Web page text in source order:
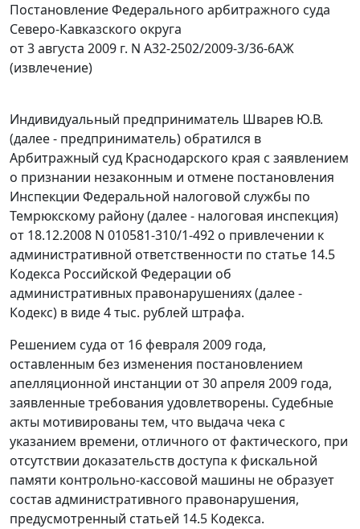
Постановление Федерального арбитражного суда
Северо-Кавказского округа
от 3 августа 2009 г. N А32-2502/2009-3/36-6АЖ
(извлечение)
Индивидуальный предприниматель Шварев Ю.В.
(далее - предприниматель) обратился в
Арбитражный суд Краснодарского края с заявлением
о признании незаконным и отмене постановления
Инспекции Федеральной налоговой службы по
Темрюкскому району (далее - налоговая инспекция)
от 18.12.2008 N 010581-310/1-492 о привлечении к
административной ответственности по статье 14.5
Кодекса Российской Федерации об
административных правонарушениях (далее -
Кодекс) в виде 4 тыс. рублей штрафа.
Решением суда от 16 февраля 2009 года,
оставленным без изменения постановлением
апелляционной инстанции от 30 апреля 2009 года,
заявленные требования удовлетворены. Судебные
акты мотивированы тем, что выдача чека с
указанием времени, отличного от фактического, при
отсутствии доказательств доступа к фискальной
памяти контрольно-кассовой машины не образует
состав административного правонарушения,
предусмотренный статьей 14.5 Кодекса.